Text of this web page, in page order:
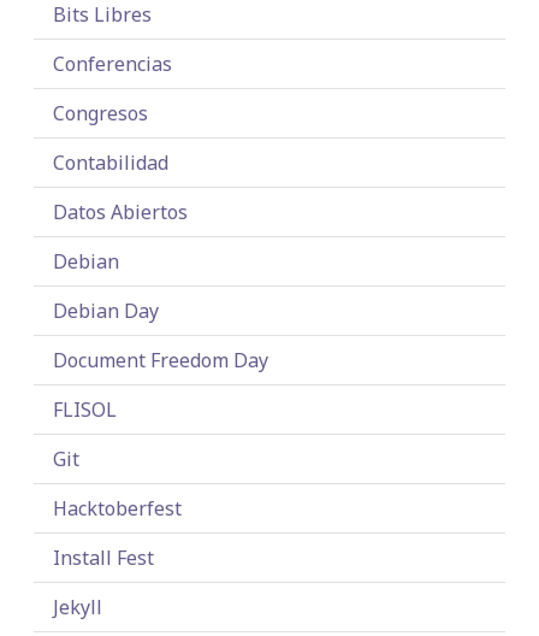
Bits Libres
Conferencias
Congresos
Contabilidad
Datos Abiertos
Debian
Debian Day
Document Freedom Day
FLISOL
Git
Hacktoberfest
Install Fest
Jekyll